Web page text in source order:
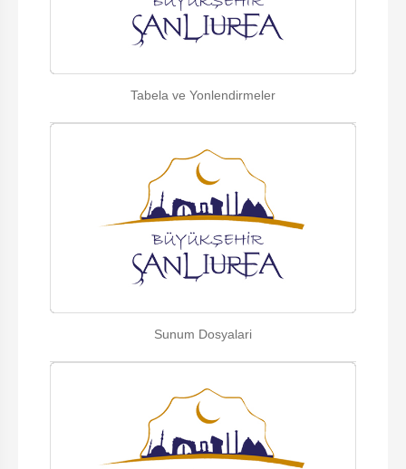
Tabela ve Yonlendirmeler
Sunum Dosyalari